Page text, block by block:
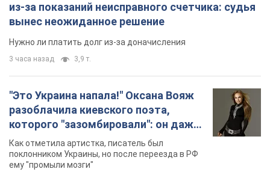
из-за показаний неисправного счетчика: судья
вынес неожиданное решение
Нужно ли платить долг из-за доначисления
3 часа назад 3,9 т.
"Это Украина напала!" Оксана Вояж
разоблачила киевского поэта,
которого "зазомбировали": он даже
русского не знал, а теперь хочет
геноцида украинцев
Как отметила артистка, писатель был
поклонником Украины, но после переезда в РФ
ему "промыли мозги"